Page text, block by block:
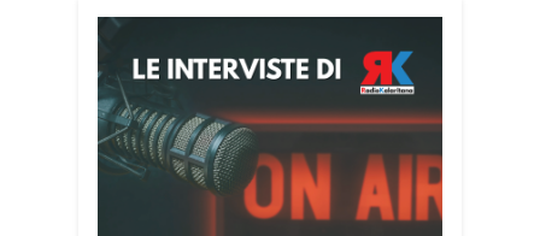
Il programma dedica spazio anche ai
temi della pace e della cooperazione
nel Mediterraneo. Oggi pomeriggio, alla
Mediateca del Mediterraneo (MEM),
l’incontro con l’arcivescovo monsignor
Giuseppe Baturi ha approfondito il ruolo
dei giovani nella costruzione di ponti tra